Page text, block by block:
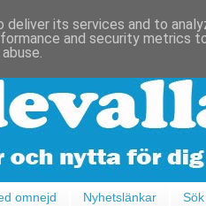
omnejd Nyhetslänkar
its services and to
and security metrics